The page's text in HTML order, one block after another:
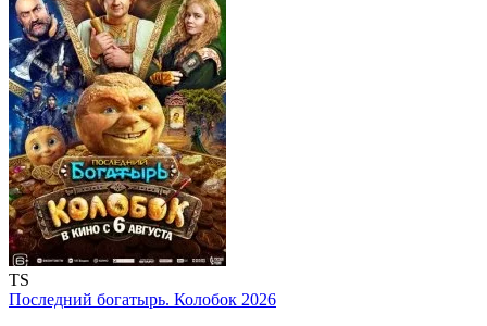
TS
Последний богатырь. Колобок 2026